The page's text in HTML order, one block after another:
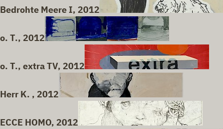
Bedrohte Meere I, 2012
o. T., 2012
o. T., extra TV, 2012
Herr K. , 2012
ECCE HOMO, 2012